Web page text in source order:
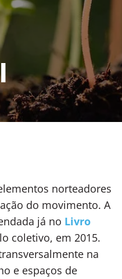
norteadores
do movimento. A
já no Livro
coletivo, em 2015.
na
e espaços de